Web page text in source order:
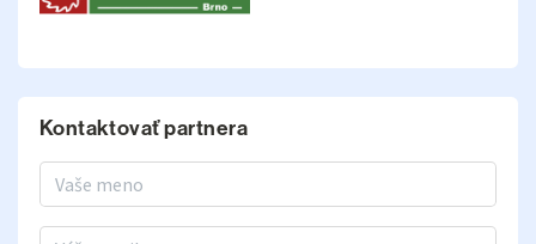
Kontaktovať partnera
Meno a priezvisko